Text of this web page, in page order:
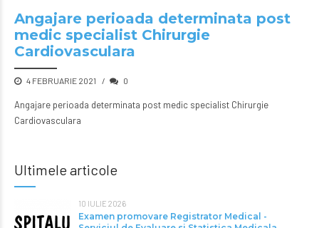
Angajare perioada determinata post
medic specialist Chirurgie
Cardiovasculara
4 FEBRUARIE 2021 0
Angajare perioada determinata post medic specialist Chirurgie
Cardiovasculara
Ultimele articole
10 IULIE 2026
Examen promovare Registrator Medical -